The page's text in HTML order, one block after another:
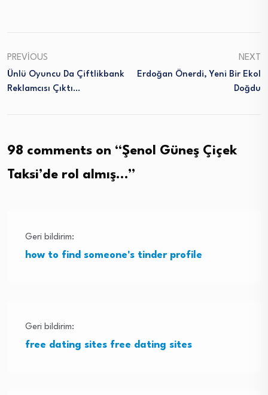
PREVIOUS
Ünlü Oyuncu Da Çiftlikbank
Reklamcısı Çıktı…
NEXT
Erdoğan Önerdi, Yeni Bir Ekol
Doğdu
98 comments on “Şenol Güneş Çiçek
Taksi’de rol almış…”
Geri bildirim:
how to find someone's tinder profile
Geri bildirim:
free dating sites free dating sites